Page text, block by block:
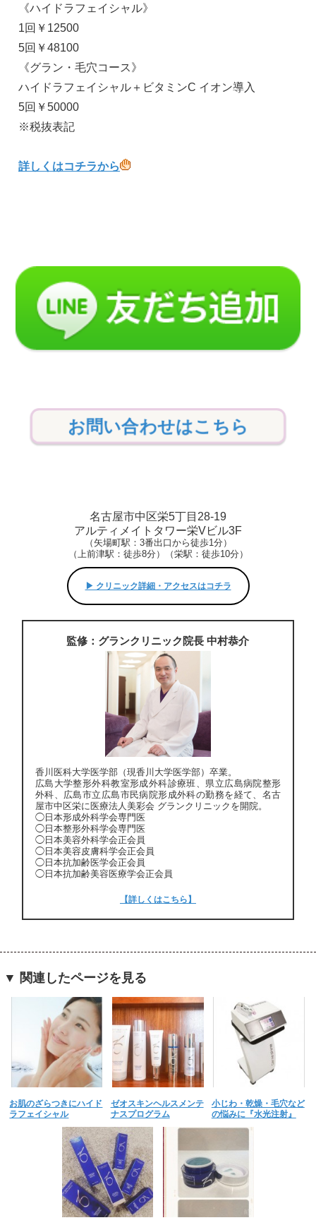
《ハイドラフェイシャル》
1回￥12500
5回￥48100
《グラン・毛穴コース》
ハイドラフェイシャル＋ビタミンC イオン導入
5回￥50000
※税抜表記
詳しくはコチラから
お問い合わせはこちら
名古屋市中区栄5丁目28-19
アルティメイトタワー栄Vビル3F
（矢場町駅：3番出口から徒歩1分）
（上前津駅：徒歩8分）（栄駅：徒歩10分）
▶︎ クリニック詳細・アクセスはコチラ
監修：グランクリニック院長 中村恭介
香川医科大学医学部（現香川大学医学部）卒業。
広島大学整形外科教室形成外科診療班、県立広島病院整形
外科、広島市立広島市民病院形成外科の勤務を経て、名古
屋市中区栄に医療法人美彩会 グランクリニックを開院。
◯日本形成外科学会専門医
◯日本整形外科学会専門医
◯日本美容外科学会正会員
◯日本美容皮膚科学会正会員
◯日本抗加齢医学会正会員
◯日本抗加齢美容医療学会正会員
【詳しくはこちら】
▼ 関連したページを見る
お肌のざらつきにハイド
ラフェイシャル
ゼオスキンヘルスメンテ
ナスプログラム
小じわ・乾燥・毛穴など
の悩みに『水光注射』